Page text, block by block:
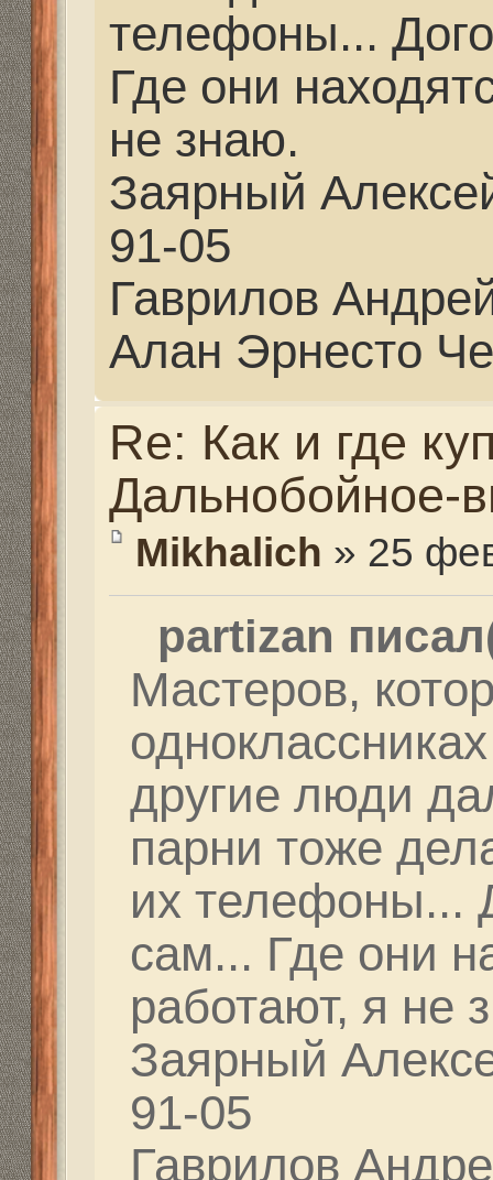
Re: Как и где купить
Дальнобойное-
Mikhalich» 27 фев
partizan писал(а):
Миш, Вадим
если нужно что-то...
звонил, он поможет...
Спасибо Алексей. Я
Мне как всегда
начерчу тогда и
Здесь по другому не
будет особенная
Сама будет на 1500
Как минимум в 338LM.
Ответить
Вернуться в Федерация Снайпинга России
Структура сайта Все о 555hf.tv Правила
Реквизиты
555hf.tv. Охотничье - рыболовный интернет канал.
© 2009-2019. Копирование материалов с сайта